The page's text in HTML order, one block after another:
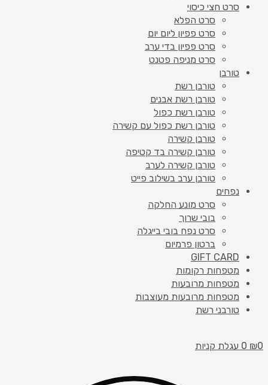
סרט חצי כיסוי
סרט הפלא
סרט פפיון ליום יום
סרט פפיון בדי ערב
סרט מניפה פטנט
טורבן
טורבן רשת
טורבן רשת אבנים
טורבן רשת כפול
טורבן רשת כפול עם קשירה
טורבן קשירה
טורבן קשירה בד קטיפה
טורבן קשירה לערב
טורבן ערב בשילוב פייט
נפחים
סרט מונע החלקה
בובי שרוך
סרט נפח בובי בייגלה
ברטון פרמיום
GIFT CARD
מטפחות רקומות
מטפחות מרובעות
מטפחות מרובעות מעוצבות
טורבני רשת
₪0
0 עגלת קניות